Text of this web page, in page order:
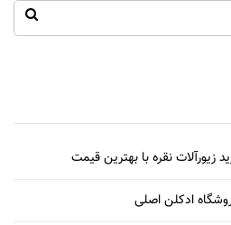
زیورآلات نقره با بهترین قیمت
ادکلن اصلی